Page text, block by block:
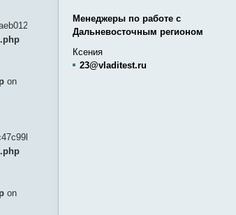
on
on
Менеджеры по работе с
Дальневосточным регионом
Ксения
23@vladitest.ru